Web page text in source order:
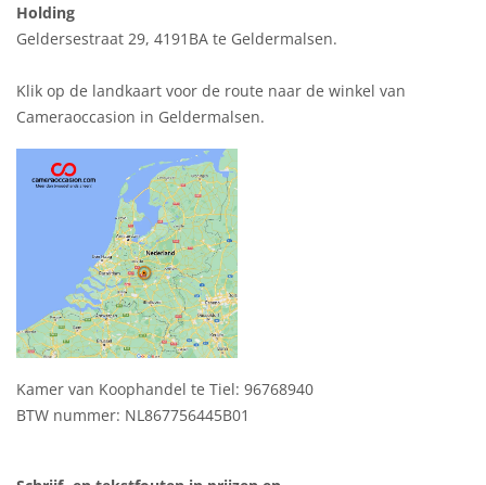
Holding
Geldersestraat 29, 4191BA te Geldermalsen.
Klik op de landkaart voor de route naar de winkel van
Cameraoccasion in Geldermalsen.
Kamer van Koophandel te Tiel: 96768940
BTW nummer: NL867756445B01